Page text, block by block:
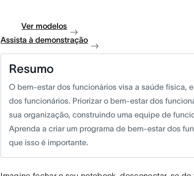
Ver modelos
Assista à demonstração
Resumo
O bem-estar dos funcionários visa a saúde física,
dos funcionários. Priorizar o bem-estar dos
sua organização, construindo uma equipe de
Aprenda a criar um programa de bem-estar dos
que isso é importante.